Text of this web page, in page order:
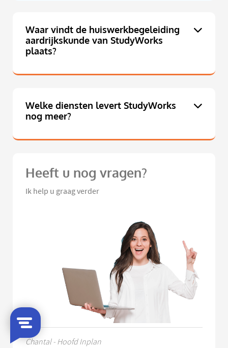
Waar vindt de huiswerkbegeleiding
aardrijkskunde van StudyWorks
plaats?
Welke diensten levert StudyWorks
nog meer?
Heeft u nog vragen?
Ik help u graag verder
Chantal - Hoofd Inplan